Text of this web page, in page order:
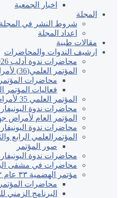
اخبار الجمعية
المجلة
شروط النشر في المجلة
اعداد المجلة
مقالات طبية
ارشيف الندوات والمحاضرات
محاضرات ندوة أدلب 2026
المؤتمر العلمي(36) لأمراض الهضم 2025
محاضرات المؤتمر العلمي(36)
فعاليات المؤتمر
المؤتمر العلمي 35 لأمراض جهاز الهضم 2024
محاضرات ندوة اليونيفارما |
المؤتمر العام لأمراض جهاز
محاضرات ندوة اليونيفارما |
المؤتمرالعلمي الرابع
صور المؤتمر
محاضرات ندوة اليونيفارما
محاضرات في مشفى
مؤتمر الهضمية ٣٣ عام ٢٠٢٢
محاضرات المؤتمر
البرنامج الزمني